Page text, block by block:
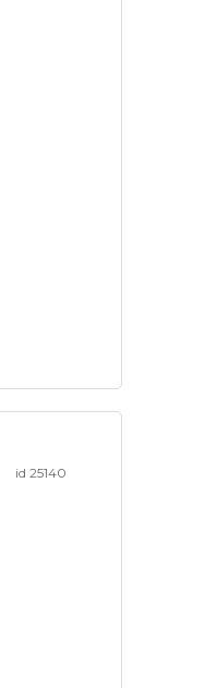
id 25140